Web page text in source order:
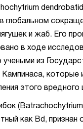
глобальном
и жаб. Его
в ходе
учеными из
Кампинаса, которые
этого
как Bd, признан